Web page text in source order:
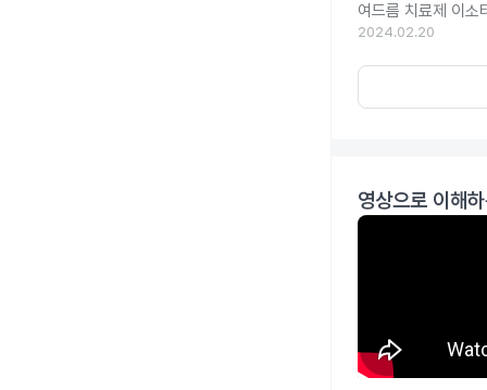
여드름 치료제 이소
2024.02.20
영상으로 이해